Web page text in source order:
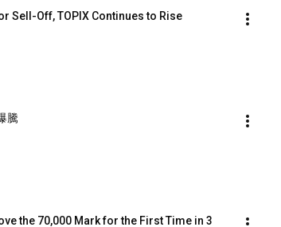
Sell-Off, TOPIX Continues to Rise
騰
the 70,000 Mark for the First Time in 3